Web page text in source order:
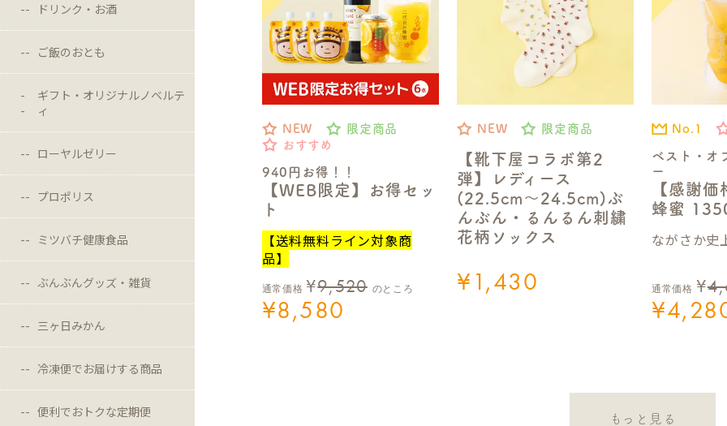
ドリンク・お酒
ご飯のおとも
ギフト・オリジナルノベルテ
ィ
ローヤルゼリー
プロポリス
ミツバチ健康食品
ぶんぶんグッズ・雑貨
三ヶ日みかん
冷凍便でお届けする商品
便利でおトクな定期便
NEW
限定商品
おすすめ
940円お得！！
【WEB限定】お得セッ
ト
【送料無料ライン対象商
品】
通常価格 ¥9,520 のところ
¥8,580
NEW 限定商品
【靴下屋コラボ第2
弾】レディース
(22.5cm～24.5cm)ぶ
んぶん・るんるん刺繍
花柄ソックス
¥1,430
No.1
ベスト・オ
ー
【感謝
蜂蜜
ながさか史
通常価格 ¥
¥
もっと見る